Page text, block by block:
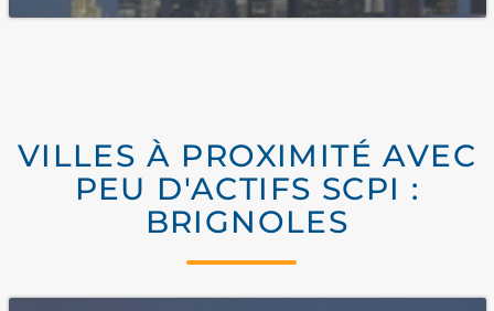
VILLES À PROXIMITÉ AVEC
PEU D'ACTIFS SCPI :
BRIGNOLES